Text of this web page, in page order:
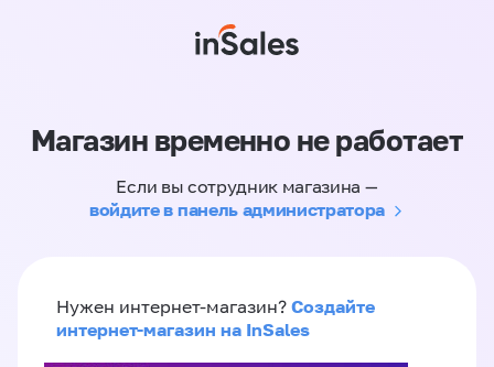
Магазин временно не работает
Если вы сотрудник магазина —
войдите в панель администратора
Нужен интернет-магазин? Создайте
интернет-магазин на InSales